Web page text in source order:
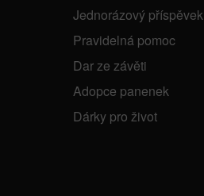
Jednorázový příspěvek
Pravidelná pomoc
Dar ze závěti
Adopce panenek
Dárky pro život